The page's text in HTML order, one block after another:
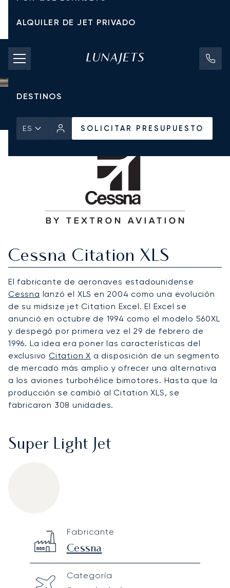
ALQUILER DE JET PRIVADO
TARIFAS DE CHÁRTER
JETS PRIVADOS
DESTINOS
ES SOLICITAR PRESUPUESTO
Cessna Citation XLS
El fabricante de aeronaves estadounidense
Cessna lanzó el XLS en 2004 como una evolución
de su midsize jet Citation Excel. El Excel se
anunció en octubre de 1994 como el modelo 560XL
y despegó por primera vez el 29 de febrero de
1996. La idea era poner las características del
exclusivo Citation X a disposición de un segmento
de mercado más amplio y ofrecer una alternativa
a los aviones turbohélice bimotores. Hasta que la
producción se cambió al Citation XLS, se
fabricaron 308 unidades.
Super Light Jet
Technical specifications
Fabricante
Cessna
Categoría